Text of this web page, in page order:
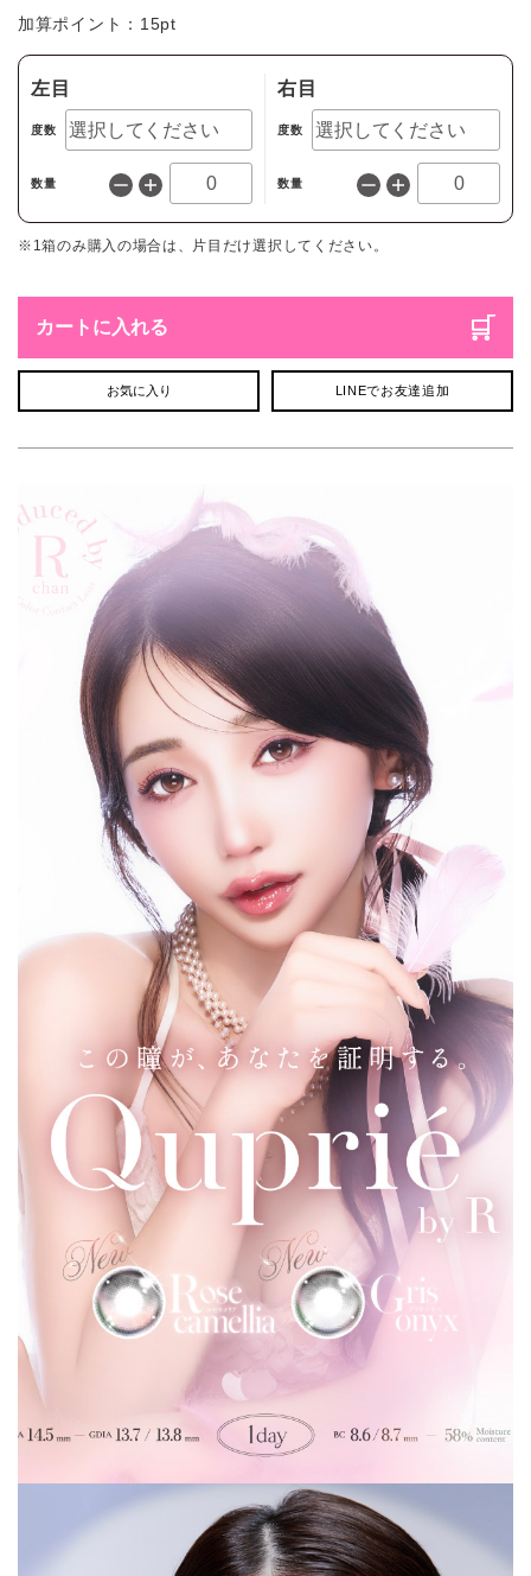
加算ポイント： 15pt
左目
度数
数量
右目
度数
数量
※1箱のみ購入の場合は、片目だけ選択してください。
カートに入れる
お気に入り LINEでお友達追加